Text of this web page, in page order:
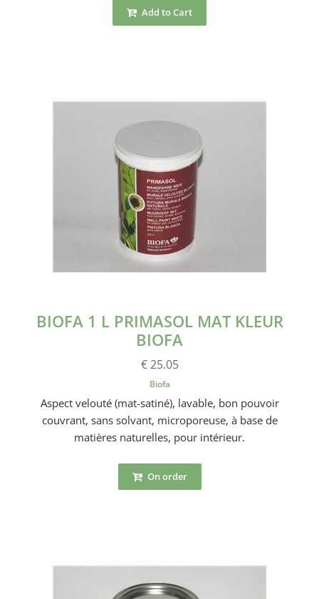
Add to Cart
BIOFA 1 L PRIMASOL MAT KLEUR
BIOFA
€ 25.05
Biofa
Aspect velouté (mat-satiné), lavable, bon pouvoir
couvrant, sans solvant, microporeuse, à base de
matières naturelles, pour intérieur.
On order